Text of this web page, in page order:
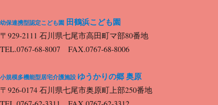
幼保連携型認定こども園 田鶴浜こども園
〒929-2111 石川県七尾市高田町マ部80番地
TEL.0767-68-8007 FAX.0767-68-8006
小規模多機能型居宅介護施設 ゆうかりの郷 奥原
〒926-0174 石川県七尾市奥原町上部250番地